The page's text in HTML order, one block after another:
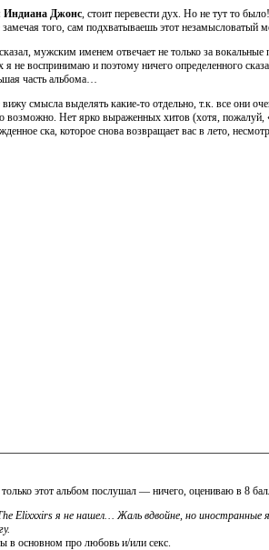
Индиана Джонс, стоит перевести дух. Но не тут то
того, сам подхватываешь этот незамысловатый
мужским именем отвечает не только за
воспринимаю и поэтому ничего определенного
часть альбома…
смысла выделять какие-то отдельно, т.к. все они
возможно. Нет ярко выраженных хитов (хотя, пожалуй,
ска, которое снова возвращает вас в лето,
этот альбом послушал — ничего, оцениваю в 8
Elixxxirs я не нашел… Жаль вдвойне, но иностранные
в основном про любовь и/или секс.